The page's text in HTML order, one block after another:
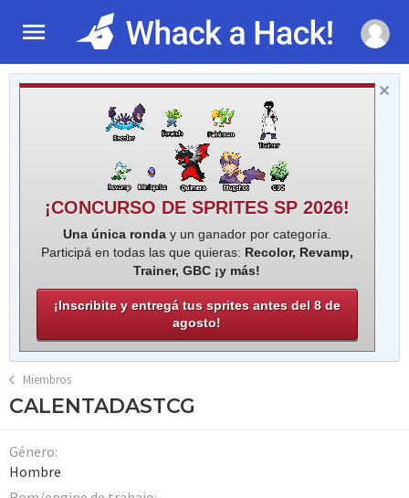
¡CONCURSO DE SPRITES SP 2026!
Una única ronday un ganador por categoría.
Participá en todas las que quieras: Recolor, Revamp,
Trainer, GBC ¡y más!
¡Inscribite y entregá tus sprites antes del 8 de
agosto!
Miembros
CALENTADASTCG
Género
Hombre